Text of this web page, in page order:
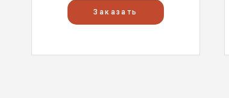
Заказать